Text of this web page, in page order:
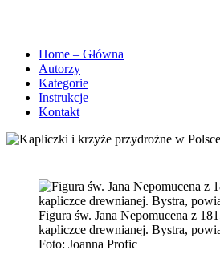
Home – Główna
Autorzy
Kategorie
Instrukcje
Kontakt
Figura św. Jana Nepomucena z
kapliczce drewnianej. Bystra,
Foto: Joanna Profic